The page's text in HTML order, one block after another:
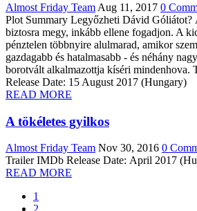
Almost Friday Team Aug 11, 2017 0
Plot Summary Legyőzheti Dávid Góliátot?
biztosra megy, inkább ellene fogadjon. A
pénztelen többnyire alulmarad, amikor
gazdagabb és hatalmasabb - és néhány
borotvált alkalmazottja kíséri mindenhova.
Release Date: 15 August 2017 (Hungary)
READ MORE
A tökéletes gyilkos
Almost Friday Team Nov 30, 2016 0
Trailer IMDb Release Date: April 2017
READ MORE
1